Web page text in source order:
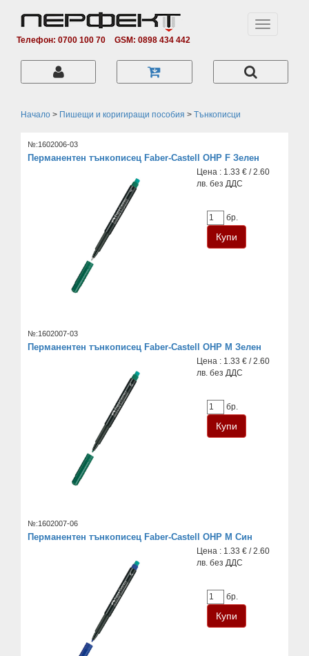
Телефон: 0700 100 70 GSM: 0898 434 442
Toggle
Начало > Пишещи и коригиращи пособия > Тънкописци
№:1602006-03
Перманентен тънкописец Faber-Castell OHP F Зелен
Цена : 1.33 € / 2.60
лв. без ДДС
бр.
№:1602007-03
Перманентен тънкописец Faber-Castell OHP M Зелен
Цена : 1.33 € / 2.60
лв. без ДДС
бр.
№:1602007-06
Перманентен тънкописец Faber-Castell OHP M Син
Цена : 1.33 € / 2.60
лв. без ДДС
бр.